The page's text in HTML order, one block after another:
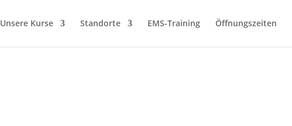
Unsere Kurse Standorte EMS-Training Öffnungszeiten